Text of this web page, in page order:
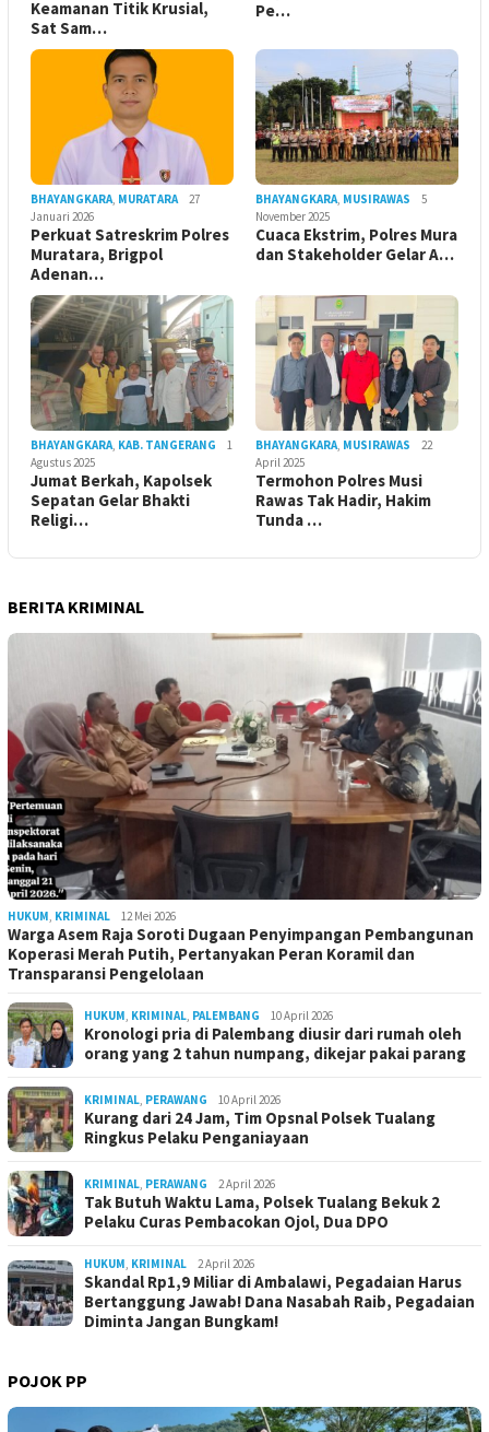
Keamanan Titik Krusial,
Sat Sam…
Pe…
BHAYANGKARA, MURATARA
27
Januari 2026
Perkuat Satreskrim Polres
Muratara, Brigpol
Adenan…
BHAYANGKARA, MUSIRAWAS
5
November 2025
Cuaca Ekstrim, Polres Mura
dan Stakeholder Gelar A…
BHAYANGKARA, KAB. TANGERANG
1
Agustus 2025
Jumat Berkah, Kapolsek
Sepatan Gelar Bhakti
Religi…
BHAYANGKARA, MUSIRAWAS
22
April 2025
Termohon Polres Musi
Rawas Tak Hadir, Hakim
Tunda …
BERITA KRIMINAL
HUKUM, KRIMINAL 12 Mei 2026
Warga Asem Raja Soroti Dugaan Penyimpangan Pembangunan
Koperasi Merah Putih, Pertanyakan Peran Koramil dan
Transparansi Pengelolaan
HUKUM, KRIMINAL, PALEMBANG 10 April 2026
Kronologi pria di Palembang diusir dari rumah oleh
orang yang 2 tahun numpang, dikejar pakai parang
KRIMINAL, PERAWANG 10 April 2026
Kurang dari 24 Jam, Tim Opsnal Polsek Tualang
Ringkus Pelaku Penganiayaan
KRIMINAL, PERAWANG 2 April 2026
Tak Butuh Waktu Lama, Polsek Tualang Bekuk 2
Pelaku Curas Pembacokan Ojol, Dua DPO
HUKUM, KRIMINAL 2 April 2026
Skandal Rp1,9 Miliar di Ambalawi, Pegadaian Harus
Bertanggung Jawab! Dana Nasabah Raib, Pegadaian
Diminta Jangan Bungkam!
POJOK PP